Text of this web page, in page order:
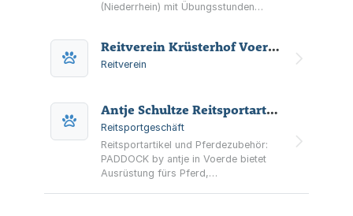
(Niederrhein) mit Übungsstunden
Trainingsgelände.
Reitverein Krüsterhof Voerde e.V.
Reitverein
Antje Schultze Reitsportartikel
Reitsportgeschäft
Reitsportartikel und Pferdezubehör:
PADDOCK by antje in Voerde bietet
Ausrüstung fürs Pferd,